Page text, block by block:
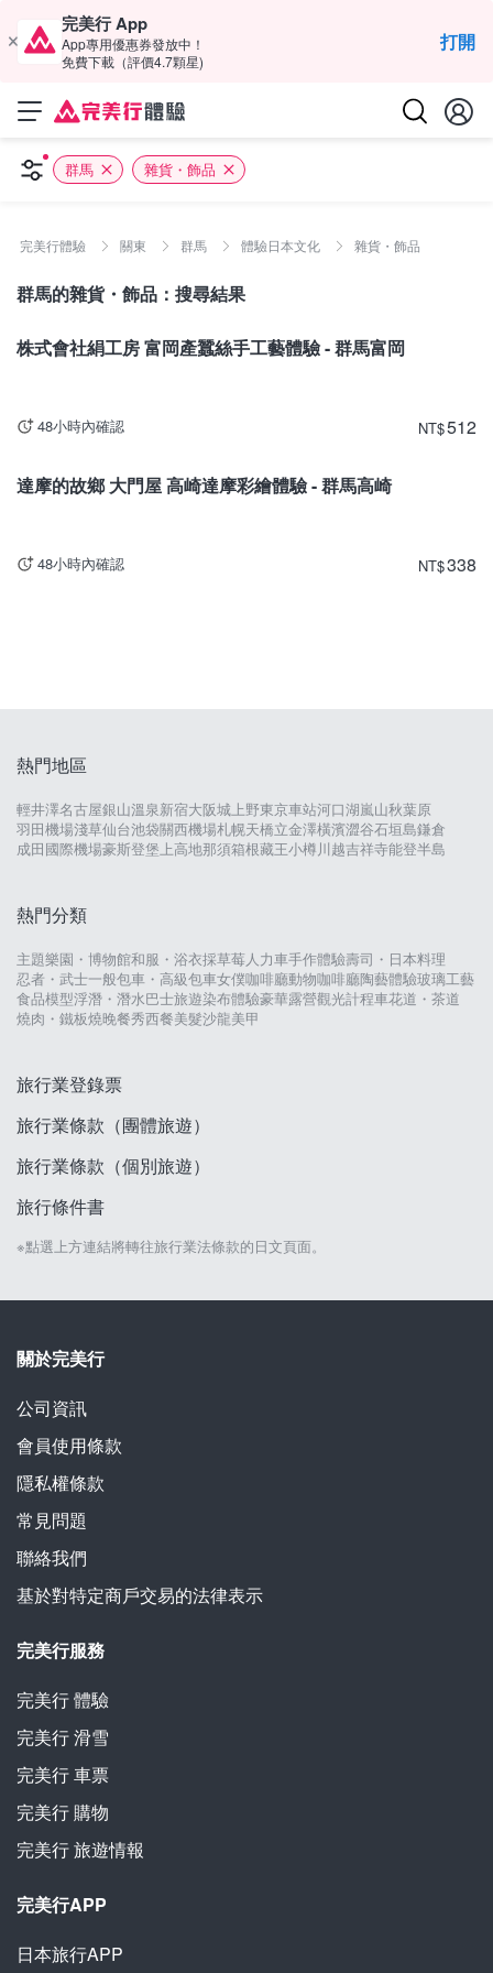
完美行 App
App專用優惠券發放中！
免費下載（評價4.7顆星)
打開
群馬 雜貨・飾品
完美行體驗 關東 群馬 體驗日本文化 雜貨・飾品
群馬的雜貨・飾品：搜尋結果
群馬
株式會社絹工房 富岡產蠶絲手工藝體驗 - 群馬富岡
48小時內確認 NT$512
達摩的故鄉 大門屋 高崎達摩彩繪體驗 - 群馬高崎
48小時內確認 NT$338
熱門地區
輕井澤名古屋銀山溫泉新宿大阪城 上野東京車站河口湖嵐山秋葉原
羽田機場淺草仙台池袋關西機場札幌天橋立金澤橫濱澀谷石垣島鎌倉
成田國際機場豪斯登堡 上高地那須箱根藏王小樽川越吉祥寺能登半島
熱門分類
主題樂園・博物館和服・浴衣採草莓人力車手作體驗壽司・日本料理
忍者・武士一般包車・高級包車女僕咖啡廳動物咖啡廳陶藝體驗玻璃工藝
食品模型浮潛・潛水巴士旅遊染布體驗豪華露營觀光計程車花道・茶道
燒肉・鐵板燒晚餐秀西餐美髮沙龍美甲
旅行業登錄票
旅行業條款（團體旅遊）
旅行業條款（個別旅遊）
旅行條件書
※點選上方連結將轉往旅行業法條款的日文頁面。
關於完美行
公司資訊
會員使用條款
隱私權條款
常見問題
聯絡我們
基於對特定商戶交易的法律表示
完美行服務
完美行體驗
完美行滑雪
完美行車票
完美行購物
完美行旅遊情報
完美行APP
日本旅行APP